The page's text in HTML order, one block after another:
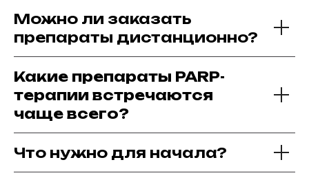
Можно ли заказать
препараты дистанционно?
Какие препараты PARP-
терапии встречаются
чаще всего?
Что нужно для начала?